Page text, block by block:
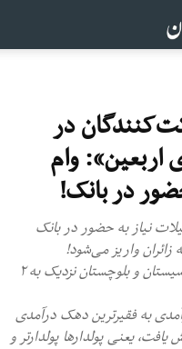
در
اربعین»: وام
در بانک!
نیاز به حضور در بانک‌
واریز می‌شود!
- شکاف طبقاتی در مناطق شهری استان سیستان‌ و بلوچستان نزدیک به ۲
به فقیرترین دهک درآمدی
۱۴ برابر افزایش یافت، یعنی پولدارها پولدارتر و